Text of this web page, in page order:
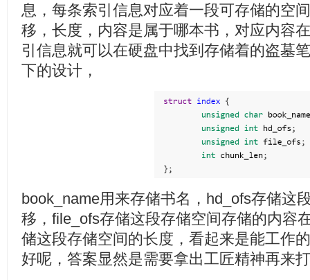
息，每条索引信息对应着一段可存储的空
移，长度，内容是属于哪本书，对应内容
引信息就可以在硬盘中找到存储着的盗墓
下的设计，
book_name用来存储书名，hd_ofs存储这
移，file_ofs存储这段存储空间存储的内容
储这段存储空间的长度，看起来是能工作
好呢，答案显然是需要拿出工匠精神再来